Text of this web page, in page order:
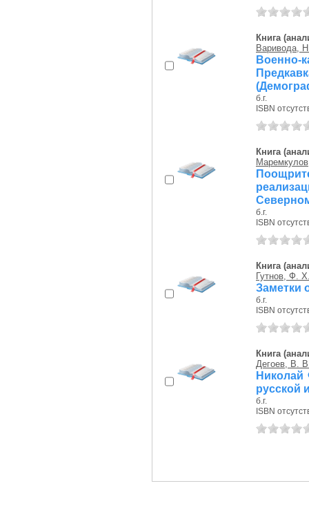
Книга
Варивода,
б.г.
ISBN
Книга
б.г.
ISBN
Книга
Гутнов, Ф.
Заметки
б.г.
ISBN
Книга
Дегоев, В.
Николай
русской
б.г.
ISBN